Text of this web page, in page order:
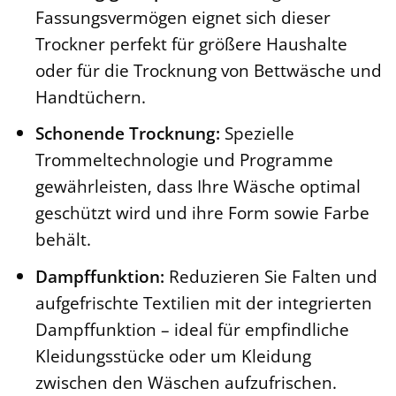
Fassungsvermögen eignet sich dieser
Trockner perfekt für größere Haushalte
oder für die Trocknung von Bettwäsche und
Handtüchern.
Schonende Trocknung: Spezielle
Trommeltechnologie und Programme
gewährleisten, dass Ihre Wäsche optimal
geschützt wird und ihre Form sowie Farbe
behält.
Dampffunktion: Reduzieren Sie Falten und
aufgefrischte Textilien mit der integrierten
Dampffunktion – ideal für empfindliche
Kleidungsstücke oder um Kleidung
zwischen den Wäschen aufzufrischen.